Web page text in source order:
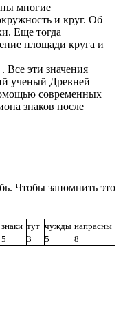
многие
и круг. Об
Еще тогда
площади круга и
эти значения
ученый Древней
современных
знаков после
Чтобы запомнить это
знаки тут чужды напрасны
5 3 5 8